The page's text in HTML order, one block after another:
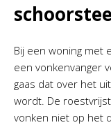
Bij een woning met
een vonkenvanger
gaas dat over het
wordt. De
vonken niet op het